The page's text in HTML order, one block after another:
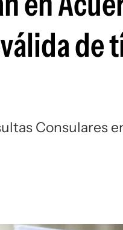
de
Consulares